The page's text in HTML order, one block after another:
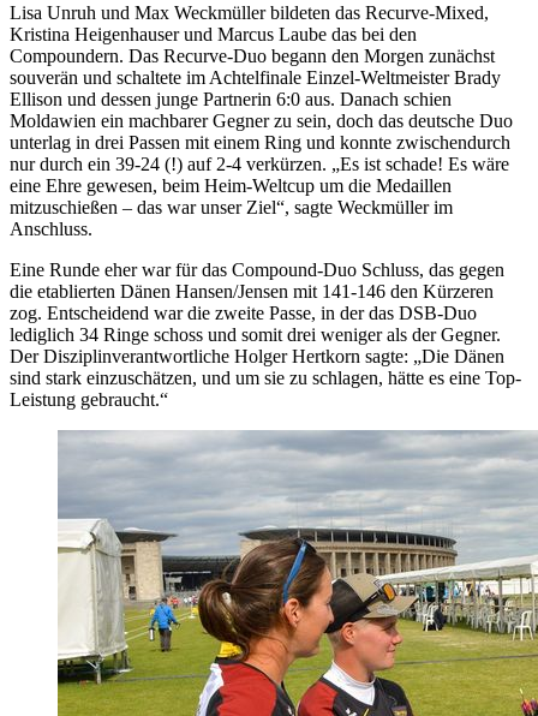
Lisa Unruh und Max Weckmüller bildeten das Recurve-Mixed,
Kristina Heigenhauser und Marcus Laube das bei den
Compoundern. Das Recurve-Duo begann den Morgen zunächst
souverän und schaltete im Achtelfinale Einzel-Weltmeister Brady
Ellison und dessen junge Partnerin 6:0 aus. Danach schien
Moldawien ein machbarer Gegner zu sein, doch das deutsche Duo
unterlag in drei Passen mit einem Ring und konnte zwischendurch
nur durch ein 39-24 (!) auf 2-4 verkürzen. „Es ist schade! Es wäre
eine Ehre gewesen, beim Heim-Weltcup um die Medaillen
mitzuschießen – das war unser Ziel“, sagte Weckmüller im
Anschluss.
Eine Runde eher war für das Compound-Duo Schluss, das gegen
die etablierten Dänen Hansen/Jensen mit 141-146 den Kürzeren
zog. Entscheidend war die zweite Passe, in der das DSB-Duo
lediglich 34 Ringe schoss und somit drei weniger als der Gegner.
Der Disziplinverantwortliche Holger Hertkorn sagte: „Die Dänen
sind stark einzuschätzen, und um sie zu schlagen, hätte es eine Top-
Leistung gebraucht.“